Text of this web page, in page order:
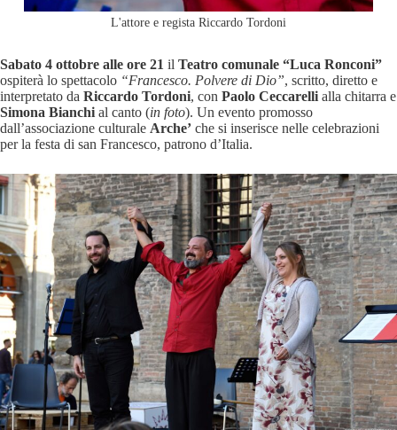
L'attore e regista Riccardo Tordoni
Sabato 4 ottobre alle ore 21 il Teatro comunale “Luca Ronconi”
ospiterà lo spettacolo “Francesco. Polvere di Dio”, scritto, diretto e
interpretato da Riccardo Tordoni, con Paolo Ceccarelli alla chitarra e
Simona Bianchi al canto (in foto). Un evento promosso
dall’associazione culturale Arche’ che si inserisce nelle celebrazioni
per la festa di san Francesco, patrono d’Italia.